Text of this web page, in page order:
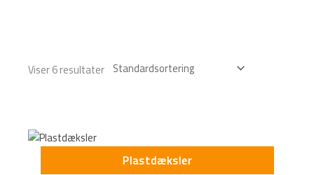
Viser 6 resultater
Plastdæksler